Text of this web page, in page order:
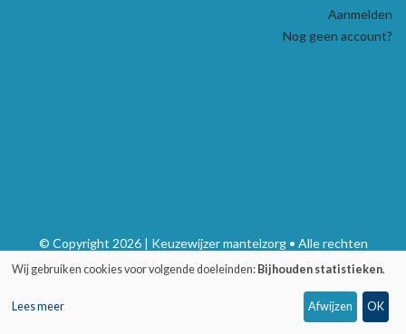
Aanmelden
Nog geen account?
© Copyright 2026 | Keuzewijzer mantelzorg • Alle rechten
voorbehouden
Wij gebruiken cookies voor volgende doeleinden: Bijhouden statistieken.
Lees meer Afwijzen OK